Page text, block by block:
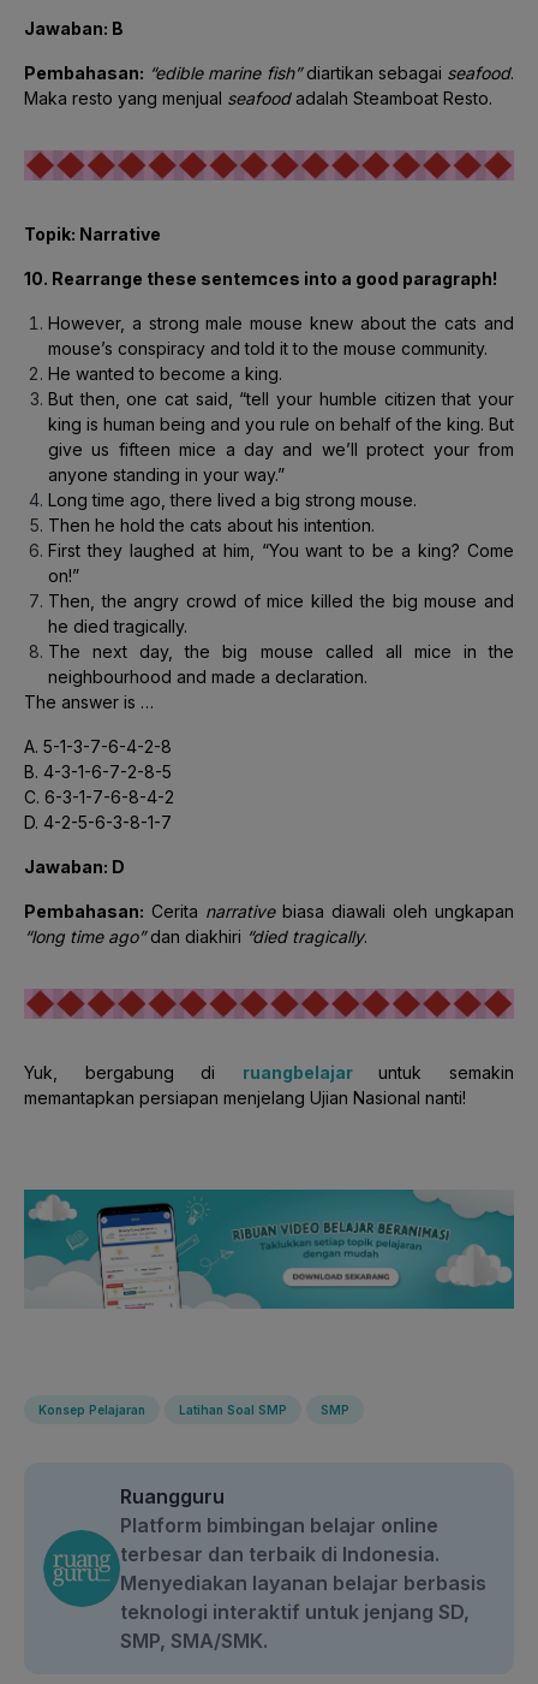
Jawaban: B
Pembahasan: “edible marine fish”diartikan sebagai seafood.
Maka resto yang menjual seafoodadalah Steamboat Resto.
Topik: Narrative
10. Rearrange these sentemces into a good paragraph!
However, a strong male mouse knew about the cats and
mouse’s conspiracy and told it to the mouse community.
He wanted to become a king.
But then, one cat said, “tell your humble citizen that your
king is human being and you rule on behalf of the king. But
give us fifteen mice a day and we’ll protect your from
anyone standing in your way.”
Long time ago, there lived a big strong mouse.
Then he hold the cats about his intention.
First they laughed at him, “You want to be a king? Come
on!”
Then, the angry crowd of mice killed the big mouse and
he died tragically.
The next day, the big mouse called all mice in the
neighbourhood and made a declaration.
The answer is …
A. 5-1-3-7-6-4-2-8
B. 4-3-1-6-7-2-8-5
C. 6-3-1-7-6-8-4-2
D. 4-2-5-6-3-8-1-7
Jawaban: D
Pembahasan: Cerita narrativebiasa diawali oleh ungkapan
“long time ago”dan diakhiri “died tragically.
Yuk, bergabung di ruangbelajaruntuk semakin
memantapkan persiapan menjelang Ujian Nasional nanti!
Konsep Pelajaran Latihan Soal SMP SMP
Ruangguru
Platform bimbingan belajar online
terbesar dan terbaik di Indonesia.
Menyediakan layanan belajar berbasis
teknologi interaktif untuk jenjang SD,
SMP, SMA/SMK.